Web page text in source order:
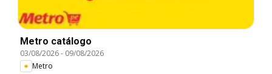
Metro catálogo
03/08/2026- 09/08/2026
Metro